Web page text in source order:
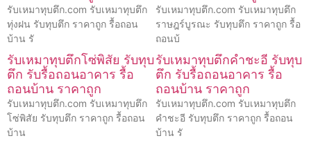
รับเหมาทุบตึก.com รับเหมาทุบตึก
ทุ่งฝน รับทุบตึก ราคาถูก รื้อถอน
บ้าน รั
รับเหมาทุบตึก.com รับเหมาทุบตึก
ราษฎร์บูรณะ รับทุบตึก ราคาถูก รื้อ
ถอนบ้
รับเหมาทุบตึกโซ่พิสัย รับทุบ
ตึก รับรื้อถอนอาคาร รื้อ
ถอนบ้าน ราคาถูก
รับเหมาทุบตึก.com รับเหมาทุบตึก
โซ่พิสัย รับทุบตึก ราคาถูก รื้อถอน
บ้าน
รับเหมาทุบตึกคำชะอี รับทุบ
ตึก รับรื้อถอนอาคาร รื้อ
ถอนบ้าน ราคาถูก
รับเหมาทุบตึก.com รับเหมาทุบตึก
คำชะอี รับทุบตึก ราคาถูก รื้อถอน
บ้าน รั